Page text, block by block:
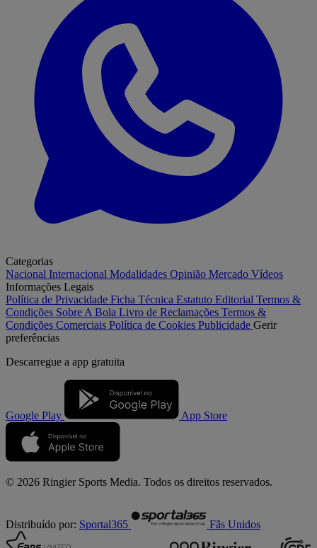
Categorias
Nacional Internacional Modalidades Opinião Mercado Vídeos
Informações Legais
Política de Privacidade Ficha Técnica Estatuto Editorial Termos &
Condições Sobre A Bola Livro de Reclamações Termos &
Condições Comerciais Política de Cookies Publicidade Gerir
preferências
Descarregue a app gratuita
Google Play App Store
© 2026 Ringier Sports Media. Todos os direitos reservados.
Distribuído por: Sportal365 Fãs Unidos